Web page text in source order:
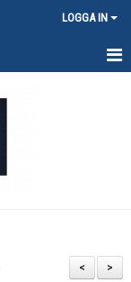
LOGGA IN
>
<